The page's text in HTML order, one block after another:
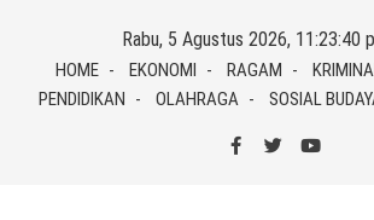
content
Rabu, 5 Agustus 2026, 11:23:40
HOME EKONOMI RAGAM
PENDIDIKAN
OLAHRAGA SOSIAL